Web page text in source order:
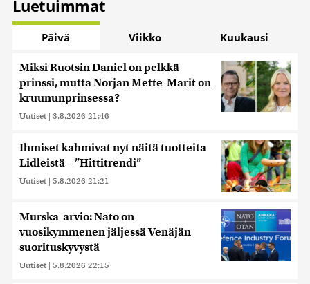
Luetuimmat
Päivä Viikko Kuukausi
Miksi Ruotsin Daniel on pelkkä
prinssi, mutta Norjan Mette-Marit on
kruununprinsessa?
Uutiset | 3.8.2026 21:46
Ihmiset kahmivat nyt näitä tuotteita
Lidleistä – ”Hittitrendi”
Uutiset | 5.8.2026 21:21
Murska-arvio: Nato on
vuosikymmenen jäljessä Venäjän
suorituskyvystä
Uutiset | 5.8.2026 22:15